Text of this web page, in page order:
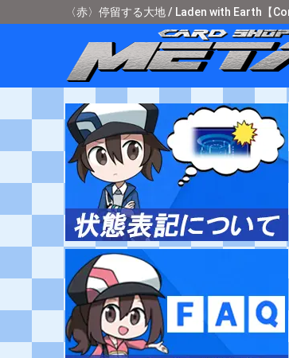
〈赤〉停留する大地 / Laden with Earth【